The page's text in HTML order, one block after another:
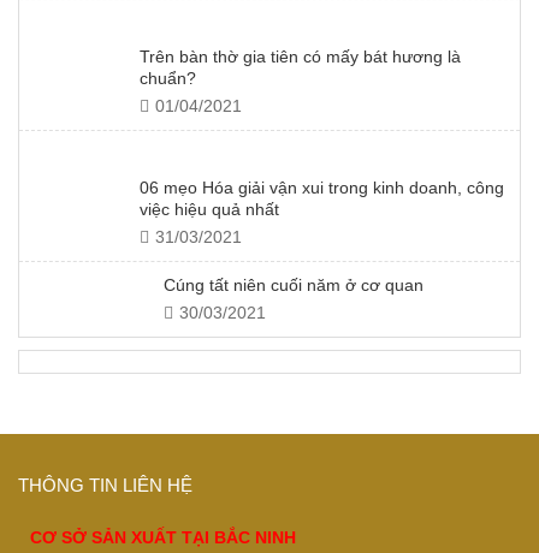
Trên bàn thờ gia tiên có mấy bát hương là
chuẩn?
01/04/2021
06 mẹo Hóa giải vận xui trong kinh doanh, công
việc hiệu quả nhất
31/03/2021
Cúng tất niên cuối năm ở cơ quan
30/03/2021
THÔNG TIN LIÊN HỆ
CƠ SỞ SẢN XUẤT TẠI BẮC NINH